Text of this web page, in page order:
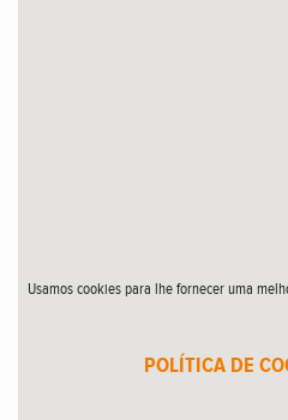
Usamos cookies para lhe fornecer uma
POLÍTICA DE